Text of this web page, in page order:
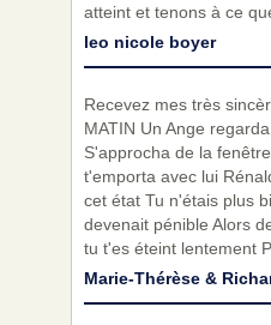
atteint et tenons à ce
leo nicole boyer
Recevez mes très
MATIN Un Ange
S'approcha de la
t'emporta avec lui
cet état Tu n'étais plus
devenait pénible Alors
tu t'es éteint lentement
Marie-Thérèse &